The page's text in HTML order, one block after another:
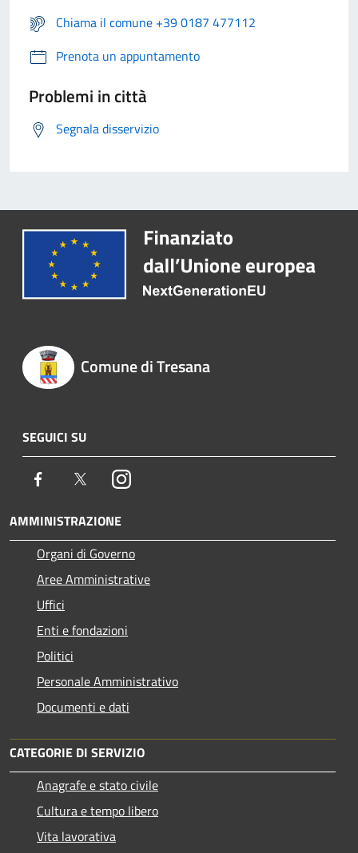
Chiama il comune +39 0187 477112
Prenota un appuntamento
Problemi in città
Segnala disservizio
Comune di Tresana
SEGUICI SU
Facebook TwitterInstagram
AMMINISTRAZIONE
Organi di Governo
Aree Amministrative
Uffici
Enti e fondazioni
Politici
Personale Amministrativo
Documenti e dati
CATEGORIE DI SERVIZIO
Anagrafe e stato civile
Cultura e tempo libero
Vita lavorativa